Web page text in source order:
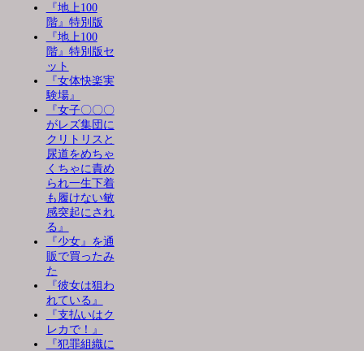
『地上100
階』特別版
『地上100
階』特別版セ
ット
『女体快楽実
験場』
『女子〇〇〇
がレズ集団に
クリトリスと
尿道をめちゃ
くちゃに責め
られ一生下着
も履けない敏
感突起にされ
る』
『少女』を通
販で買ったみ
た
『彼女は狙わ
れている』
『支払いはク
レカで！』
『犯罪組織に